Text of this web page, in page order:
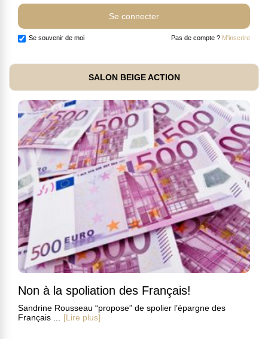
Se souvenir de moi Pas de compte ? M'inscrire
SALON BEIGE ACTION
Non à la spoliation des Français!
Sandrine Rousseau “propose” de spolier l’épargne des
Français ...
[Lire plus]